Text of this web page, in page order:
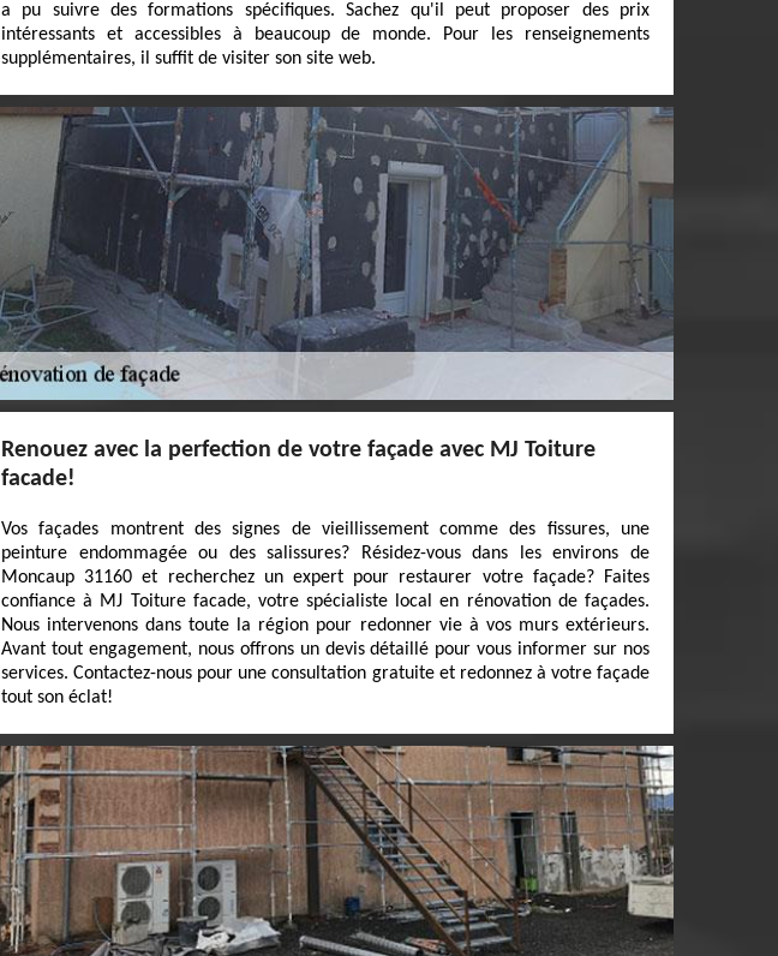
a pu suivre des formations spécifiques. Sachez qu'il peut proposer des prix
intéressants et accessibles à beaucoup de monde. Pour les renseignements
supplémentaires, il suffit de visiter son site web.
Renouez avec la perfection de votre façade avec MJ Toiture
facade!
Vos façades montrent des signes de vieillissement comme des fissures, une
peinture endommagée ou des salissures? Résidez-vous dans les environs de
Moncaup 31160 et recherchez un expert pour restaurer votre façade? Faites
confiance à MJ Toiture facade, votre spécialiste local en rénovation de façades.
Nous intervenons dans toute la région pour redonner vie à vos murs extérieurs.
Avant tout engagement, nous offrons un devis détaillé pour vous informer sur nos
services. Contactez-nous pour une consultation gratuite et redonnez à votre façade
tout son éclat!